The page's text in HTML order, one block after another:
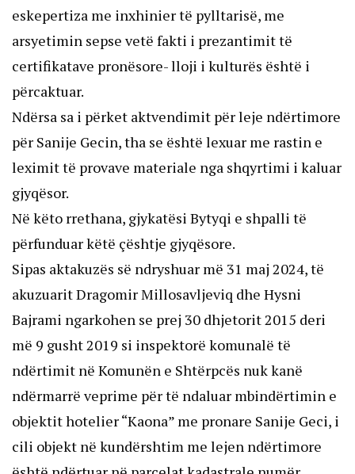
eskepertiza me inxhinier të pylltarisë, me
arsyetimin sepse vetë fakti i prezantimit të
certifikatave pronësore- lloji i kulturës është i
përcaktuar.
Ndërsa sa i përket aktvendimit për leje ndërtimore
për Sanije Gecin, tha se është lexuar me rastin e
leximit të provave materiale nga shqyrtimi i kaluar
gjyqësor.
Në këto rrethana, gjykatësi Bytyqi e shpalli të
përfunduar këtë çështje gjyqësore.
Sipas aktakuzës së ndryshuar më 31 maj 2024, të
akuzuarit Dragomir Millosavljeviq dhe Hysni
Bajrami ngarkohen se prej 30 dhjetorit 2015 deri
më 9 gusht 2019 si inspektorë komunalë të
ndërtimit në Komunën e Shtërpcës nuk kanë
ndërmarrë veprime për të ndaluar mbindërtimin e
objektit hotelier “Kaona” me pronare Sanije Geci, i
cili objekt në kundërshtim me lejen ndërtimore